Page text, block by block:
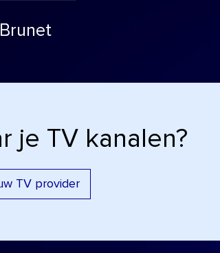
Brunet
je TV kanalen?
TV provider